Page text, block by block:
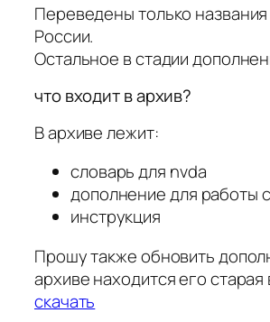
Переведены только
России.
Остальное в стадии
что входит в архив?
В архиве лежит:
словарь для nvda
дополнение для работы
инструкция
Прошу также обновить
архиве находится его старая
скачать